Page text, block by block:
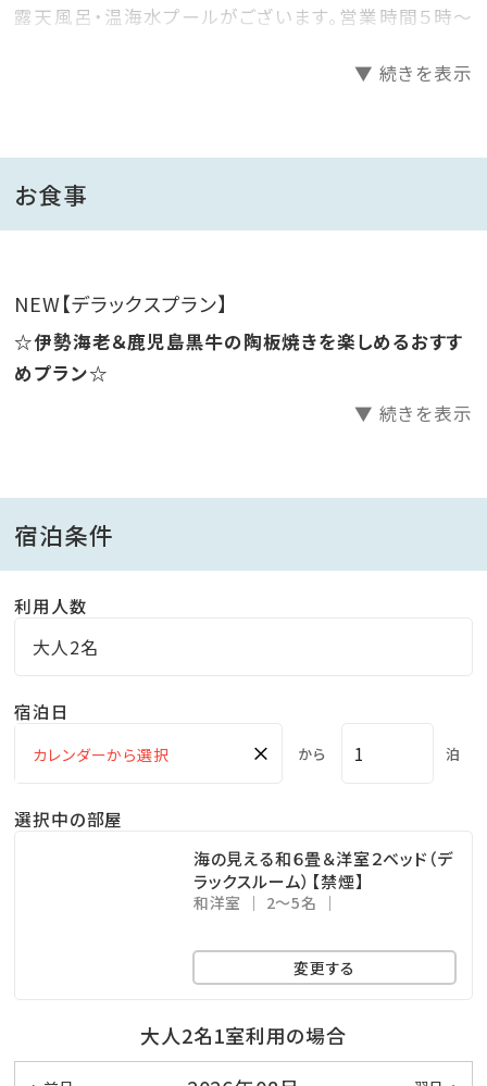
露天風呂・温海水プールがございます。営業時間５時～
ラサの湯をご利用いただけません。
（都合により清掃日が変更になる場合もございます。
◆食事
レストランにて１８時～２０時までにお召し上がりくださ
・吸い物 旬を楽しむ汁物
・向 付 お刺身
・焼き物 鹿児島黒牛の陶板焼き
・煮 物 魚の煮物
・蒸し物 茶碗蒸し
・酢の物
・香の物 漬物
※伊勢海老の活き造りは2名～5名様に1匹となる場合
・ハンバーグ
▼ 続きを表示
お食事
NEW【デラックスプラン】
☆伊勢海老＆鹿児島黒牛の陶板焼きを楽しめるおすす
めプラン☆
▼ 続きを表示
宿泊条件
利用人数
大人2名
宿泊日
× から 泊
選択中の部屋
海の見える和６畳＆洋室２ベッド（デ
ラックスルーム）【禁煙】
和洋室 2～5名
変更する
大人2名1室利用の場合